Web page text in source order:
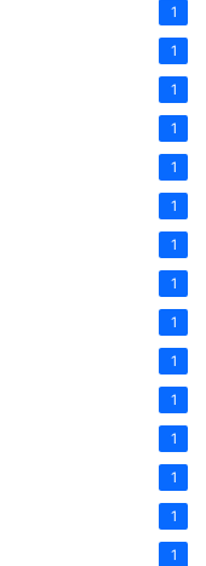
1
1
1
1
1
1
1
1
1
1
1
1
1
1
1